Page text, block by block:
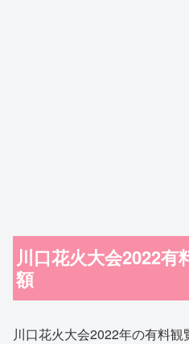
川口花火大会2022
額
川口花火大会2022年の有料